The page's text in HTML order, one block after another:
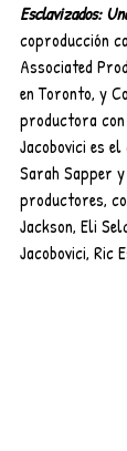
Esclavizados:
coproducción
Associated
en Toronto, y
productora con
Jacobovici es
Sarah Sapper
productores,
Jackson, Eli
Jacobovici, Ric